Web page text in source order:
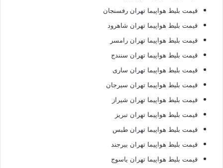
قیمت بلیط هواپیما تهران رفسنجان
قیمت بلیط هواپیما تهران شاهرود
قیمت بلیط هواپیما تهران رامسر
قیمت بلیط هواپیما تهران سنندج
قیمت بلیط هواپیما تهران ساری
قیمت بلیط هواپیما تهران سیرجان
قیمت بلیط هواپیما تهران شیراز
قیمت بلیط هواپیما تهران تبریز
قیمت بلیط هواپیما تهران طبس
قیمت بلیط هواپیما تهران بیرجند
قیمت بلیط هواپیما تهران یاسوج